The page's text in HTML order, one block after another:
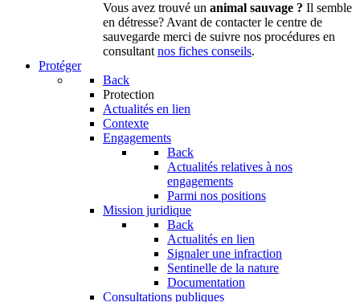
Vous avez trouvé un animal sauvage ? Il semble
en détresse? Avant de contacter le centre de
sauvegarde merci de suivre nos procédures en
consultantnos fiches conseils.
Protéger
Back
Protection
Actualités en lien
Contexte
Engagements
Back
Actualités relatives à nos
engagements
Parmi nos positions
Mission juridique
Back
Actualités en lien
Signaler une infraction
Sentinelle de la nature
Documentation
Consultations publiques